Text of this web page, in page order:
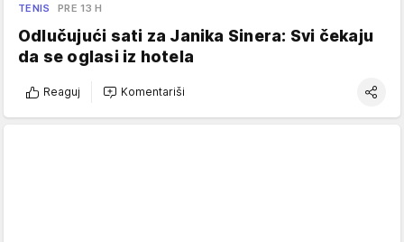
TENIS PRE 13 H
Odlučujući sati za Janika Sinera: Svi čekaju
da se oglasi iz hotela
Reaguj Komentariši